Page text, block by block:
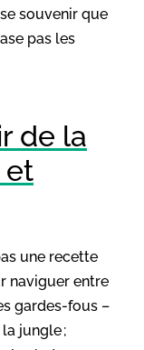
souvenir que
pas les
de la
et
une recette
naviguer entre
gardes-fous –
jungle ;